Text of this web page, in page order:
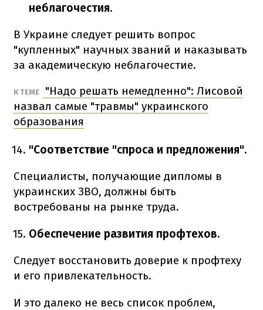
неблагочестия.
В Украине следует решить вопрос
"купленных" научных званий и наказывать
за академическую неблагочестие.
К ТЕМЕ
"Надо решать немедленно": Лисовой
назвал самые "травмы" украинского
образования
"Соответствие "спроса и предложения".
Специалисты, получающие дипломы в
украинских ЗВО, должны быть
востребованы на рынке труда.
Обеспечение развития профтехов.
Следует восстановить доверие к профтеху
и его привлекательность.
И это далеко не весь список проблем,